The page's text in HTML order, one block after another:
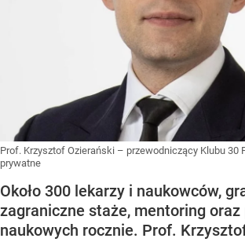
Prof. Krzysztof Ozierański – przewodniczący Klubu 30
prywatne
Około 300 lekarzy i naukowców,
zagraniczne staże, mentoring oraz
naukowych rocznie. Prof.